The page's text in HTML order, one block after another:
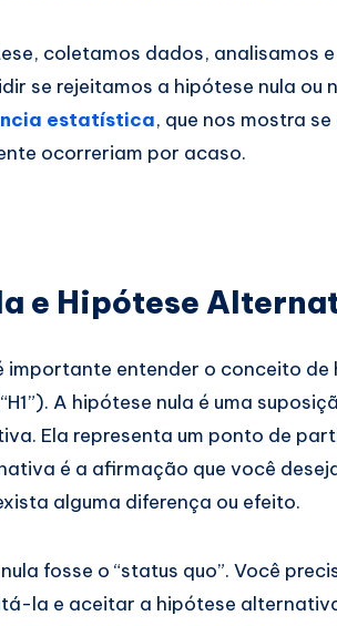
coletamos dados, analisamos
se rejeitamos a hipótese nula ou
estatística, que nos mostra
ocorreriam por acaso.
e Hipótese
importante entender o conceito de
A hipótese nula é uma
Ela representa um ponto de
é a afirmação que você
alguma diferença ou efeito.
fosse o “status quo”. Você
la e aceitar a hipótese